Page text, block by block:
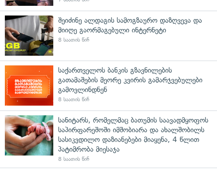
შეიძინე ალდაგის სამოგზაურო დაზღვევა და
მიიღე გაორმაგებული ინტერნეტი
8 საათის წინ
საქართველოს ბანკის გზავნილების
გათამაშების მეორე კვირის გამარჯვებულები
გამოვლინდნენ
8 საათის წინ
სანიტარს, რომელმაც ბათუმის საავადმყოფოს
საპირფარეშოში იმშობიარა და ახალშობილს
სასიკვდილო დაზიანებები მიაყენა, 4 წლით
პატიმრობა მიესაჯა
8 საათის წინ